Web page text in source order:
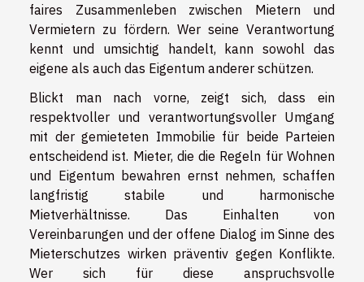
faires Zusammenleben zwischen Mietern und
Vermietern zu fördern. Wer seine Verantwortung
kennt und umsichtig handelt, kann sowohl das
eigene als auch das Eigentum anderer schützen.
Blickt man nach vorne, zeigt sich, dass ein
respektvoller und verantwortungsvoller Umgang
mit der gemieteten Immobilie für beide Parteien
entscheidend ist. Mieter, die die Regeln für Wohnen
und Eigentum bewahren ernst nehmen, schaffen
langfristig stabile und harmonische
Mietverhältnisse. Das Einhalten von
Vereinbarungen und der offene Dialog im Sinne des
Mieterschutzes wirken präventiv gegen Konflikte.
Wer sich für diese anspruchsvolle